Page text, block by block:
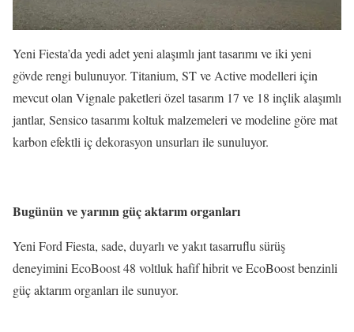
Yeni Fiesta’da yedi adet yeni alaşımlı jant tasarımı ve iki yeni
gövde rengi bulunuyor. Titanium, ST ve Active modelleri için
mevcut olan Vignale paketleri özel tasarım 17 ve 18 inçlik alaşımlı
jantlar, Sensico tasarımı koltuk malzemeleri ve modeline göre mat
karbon efektli iç dekorasyon unsurları ile sunuluyor.
Bugünün ve yarının güç aktarım organları
Yeni Ford Fiesta, sade, duyarlı ve yakıt tasarruflu sürüş
deneyimini EcoBoost 48 voltluk hafif hibrit ve EcoBoost benzinli
güç aktarım organları ile sunuyor.